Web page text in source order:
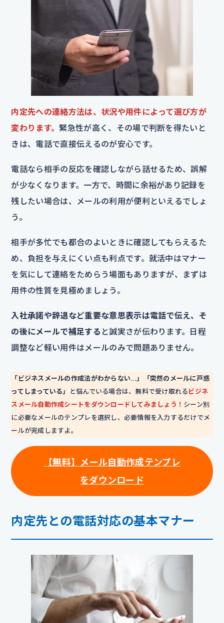
内定先への連絡方法は、状況や用件によって選び方が
変わります。 緊急性が高く、その場で判断を得たいと
きは、電話で直接伝えるのが安心です。
電話なら相手の反応を確認しながら話せるため、誤解
が少なくなります。一方で、時間に余裕があり記録を
残したい場合は、メールの利用が便利といえるでしょ
う。
相手が多忙でも都合のよいときに確認してもらえるた
め、負担を与えにくい点も利点です。就活中はマナー
を気にして連絡をためらう場面もありますが、まずは
用件の性質を見極めましょう。
入社承諾や辞退など重要な意思表示は電話で伝え、そ
の後にメールで補足する と誠実さが伝わります。日程
調整など軽い用件はメールのみで問題ありません。
「ビジネスメールの作成法がわからない…」「突然のメールに戸惑
ってしまっている」
と悩んでいる場合は、無料で受け取れるビジネ
スメール自動作成シートをダウンロードしてみましょう！ シーン別
に必要なメールのテンプレを選択し、必要情報を入力するだけでメ
ールが完成しますよ。
【無料】メール自動作成テンプレ
をダウンロード
内定先との電話対応の基本マナー